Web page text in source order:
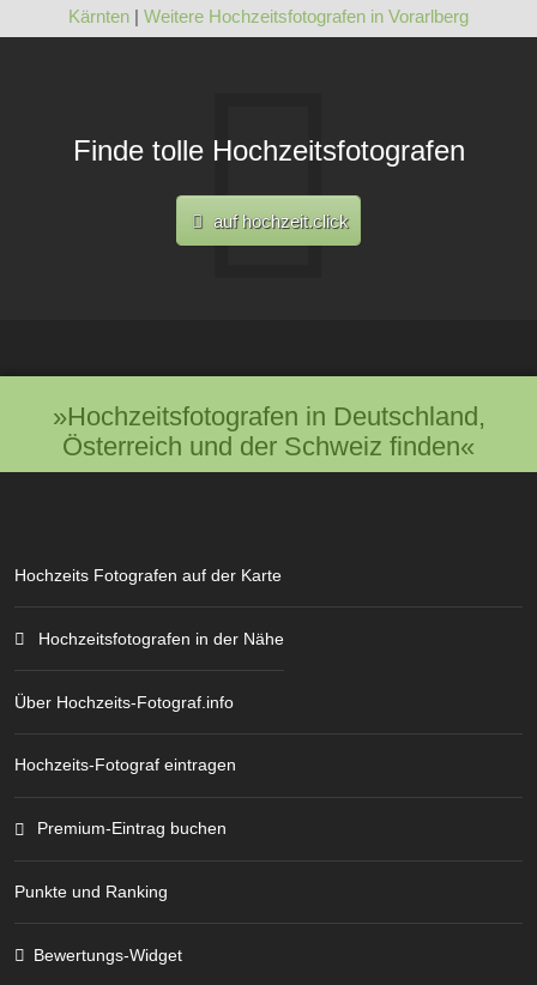
Kärnten | Weitere Hochzeitsfotografen in Vorarlberg
Finde tolle Hochzeitsfotografen
auf hochzeit.click
»Hochzeitsfotografen in Deutschland,
Österreich und der Schweiz finden«
Hochzeits Fotografen auf der Karte
Hochzeitsfotografen in der Nähe
Über Hochzeits-Fotograf.info
Hochzeits-Fotograf eintragen
Premium-Eintrag buchen
Punkte und Ranking
Bewertungs-Widget